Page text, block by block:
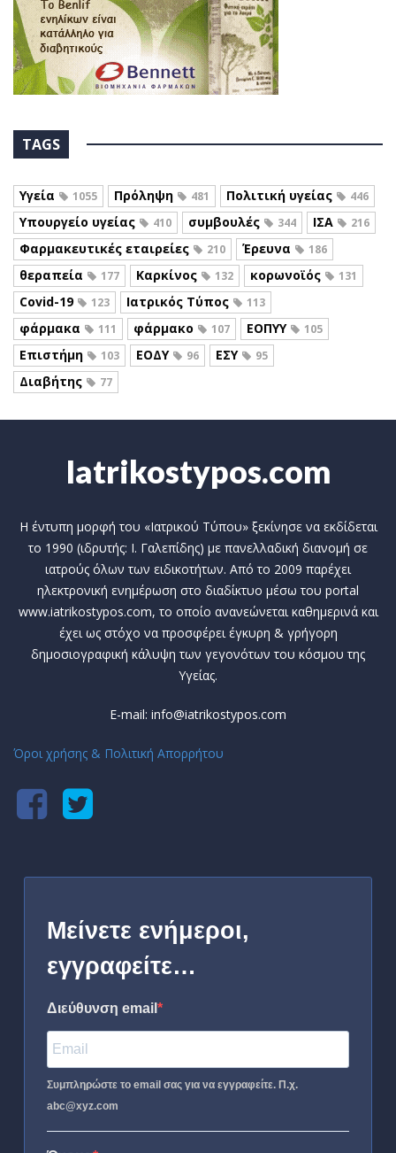
TAGS
Υγεία 1055 Πρόληψη 481 Πολιτική υγείας 446
Υπουργείο υγείας 410 συμβουλές 344 ΙΣΑ 216
Φαρμακευτικές εταιρείες 210 Έρευνα 186
θεραπεία 177 Καρκίνος 132 κορωνοϊός 131
Covid-19 123 Ιατρικός Τύπος 113
φάρμακα 111 φάρμακο 107 ΕΟΠΥΥ 105
Επιστήμη 103 ΕΟΔΥ 96 ΕΣΥ 95
Διαβήτης 77
Iatrikostypos.com
Η έντυπη μορφή του «Ιατρικού Τύπου» ξεκίνησε να εκδίδεται
το 1990 (ιδρυτής: Ι. Γαλεπίδης) με πανελλαδική διανομή σε
ιατρούς όλων των ειδικοτήτων. Από το 2009 παρέχει
ηλεκτρονική ενημέρωση στο διαδίκτυο μέσω του portal
www.iatrikostypos.com, το οποίο ανανεώνεται καθημερινά και
έχει ως στόχο να προσφέρει έγκυρη & γρήγορη
δημοσιογραφική κάλυψη των γεγονότων του κόσμου της
Υγείας.
E-mail: info@iatrikostypos.com
Όροι χρήσης & Πολιτική Απορρήτου
Μείνετε ενήμεροι,
εγγραφείτε…
Διεύθυνση email
Συμπληρώστε το email σας για να εγγραφείτε. Π.χ.
abc@xyz.com